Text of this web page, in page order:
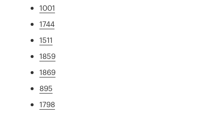
1001
1744
1511
1859
1869
895
1798